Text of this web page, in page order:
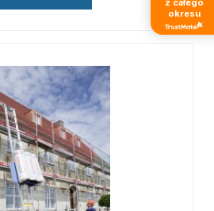
okresu